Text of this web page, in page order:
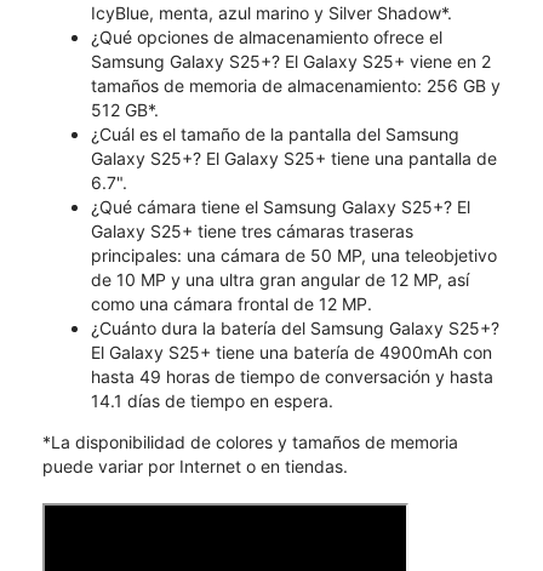
IcyBlue, menta, azul marino y Silver Shadow*.
¿Qué opciones de almacenamiento ofrece el
Samsung Galaxy S25+? El Galaxy S25+ viene en 2
tamaños de memoria de almacenamiento: 256 GB y
512 GB*.
¿Cuál es el tamaño de la pantalla del Samsung
Galaxy S25+? El Galaxy S25+ tiene una pantalla de
6.7".
¿Qué cámara tiene el Samsung Galaxy S25+? El
Galaxy S25+ tiene tres cámaras traseras
principales: una cámara de 50 MP, una teleobjetivo
de 10 MP y una ultra gran angular de 12 MP, así
como una cámara frontal de 12 MP.
¿Cuánto dura la batería del Samsung Galaxy S25+?
El Galaxy S25+ tiene una batería de 4900mAh con
hasta 49 horas de tiempo de conversación y hasta
14.1 días de tiempo en espera.
*La disponibilidad de colores y tamaños de memoria
puede variar por Internet o en tiendas.